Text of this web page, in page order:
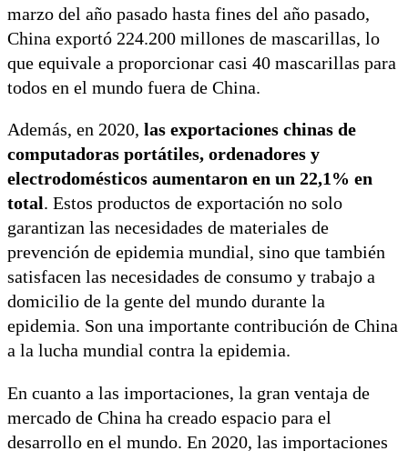
marzo del año pasado hasta fines del año pasado,
China exportó 224.200 millones de mascarillas, lo
que equivale a proporcionar casi 40 mascarillas para
todos en el mundo fuera de China.
Además, en 2020, las exportaciones chinas de
computadoras portátiles, ordenadores y
electrodomésticos aumentaron en un 22,1% en
total. Estos productos de exportación no solo
garantizan las necesidades de materiales de
prevención de epidemia mundial, sino que también
satisfacen las necesidades de consumo y trabajo a
domicilio de la gente del mundo durante la
epidemia. Son una importante contribución de China
a la lucha mundial contra la epidemia.
En cuanto a las importaciones, la gran ventaja de
mercado de China ha creado espacio para el
desarrollo en el mundo. En 2020, las importaciones